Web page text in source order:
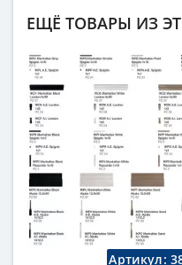
ЕЩЁ ТОВАРЫ ИЗ
Артикул: